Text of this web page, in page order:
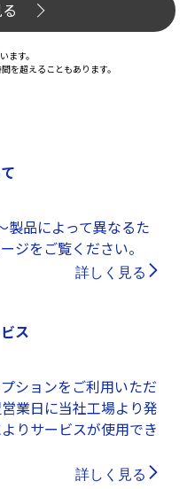
ます。
を超えることもあります。
製品によって異なるた
ジをご覧ください。
詳しく見る
ス
ションをご利用いただ
業日に当社工場より発
りサービスが使用でき
詳しく見る